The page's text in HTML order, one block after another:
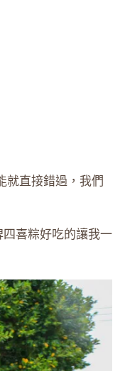
就直接錯過，我們
喜粽好吃的讓我一